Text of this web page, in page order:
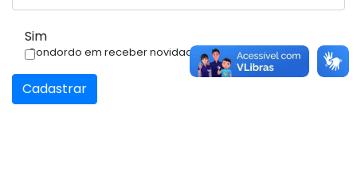
Sim
Condordo em receber novidades.
Cadastrar